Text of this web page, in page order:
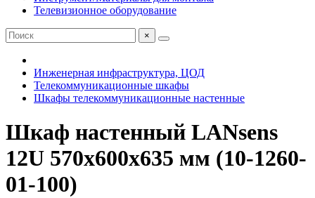
Телевизионное оборудование
×
Инженерная инфраструктура, ЦОД
Телекоммуникационные шкафы
Шкафы телекоммуникационные настенные
Шкаф настенный LANsens
12U 570x600x635 мм (10-1260-
01-100)